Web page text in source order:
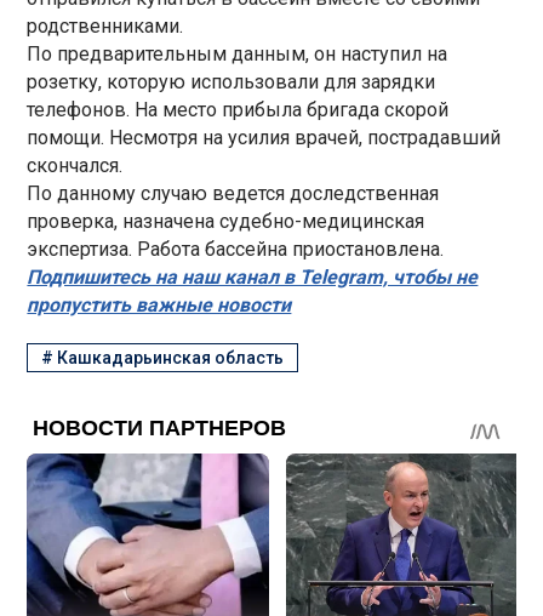
родственниками.
По предварительным данным, он наступил на
розетку, которую использовали для зарядки
телефонов. На место прибыла бригада скорой
помощи. Несмотря на усилия врачей, пострадавший
скончался.
По данному случаю ведется доследственная
проверка, назначена судебно-медицинская
экспертиза. Работа бассейна приостановлена.
Подпишитесь на наш канал в Telegram, чтобы не
пропустить важные новости
# Кашкадарьинская область